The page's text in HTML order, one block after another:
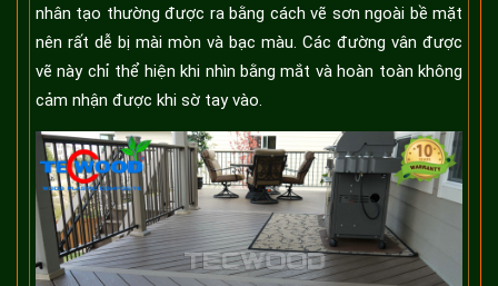
nhân tạo thường được ra bằng cách vẽ sơn ngoài bề mặt
nên rất dễ bị mài mòn và bạc màu. Các đường vân được
vẽ này chỉ thể hiện khi nhìn bằng mắt và hoàn toàn không
cảm nhận được khi sờ tay vào.